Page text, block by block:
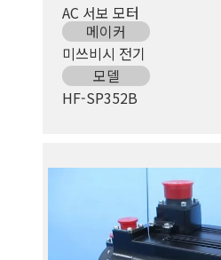
AC 서보 모터
메이커
미쓰비시 전기
모델
HF-SP352B